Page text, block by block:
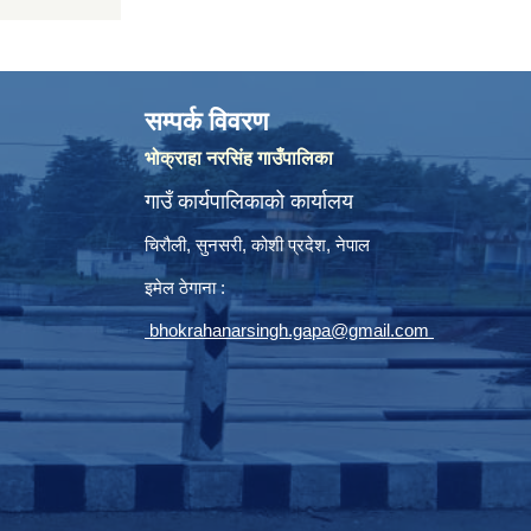
सम्पर्क विवरण
भोक्राहा नरसिंह गाउँपालिका
गाउँ कार्यपालिकाको कार्यालय
चिरौली, सुनसरी, कोशी प्रदेश, नेपाल
इमेल ठेगाना :
bhokrahanarsingh.gapa@gmail.com